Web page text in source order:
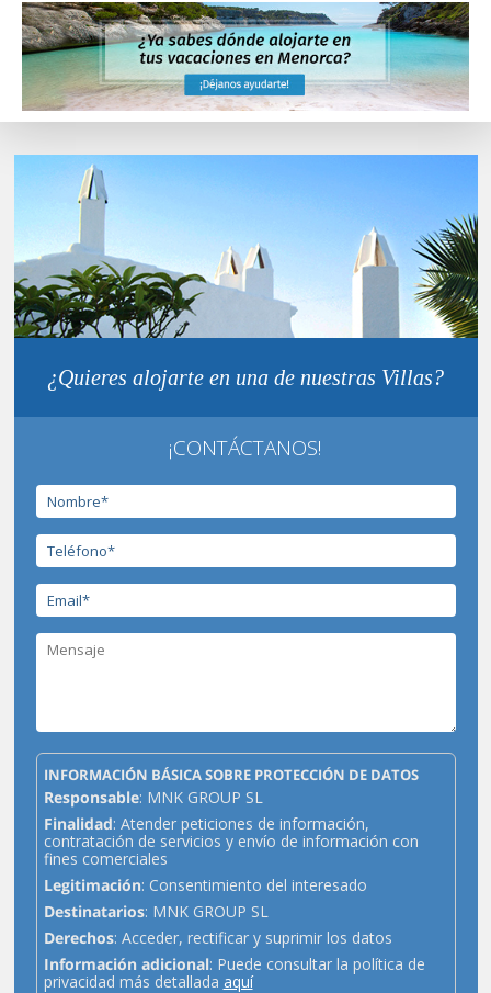
¿Quieres alojarte en una de nuestras Villas?
¡CONTÁCTANOS!
INFORMACIÓN BÁSICA SOBRE PROTECCIÓN DE DATOS
Responsable: MNK GROUP SL
Finalidad: Atender peticiones de información,
contratación de servicios y envío de información con
fines comerciales
Legitimación: Consentimiento del interesado
Destinatarios: MNK GROUP SL
Derechos: Acceder, rectificar y suprimir los datos
Información adicional: Puede consultar la política de
privacidad más detallada aquí